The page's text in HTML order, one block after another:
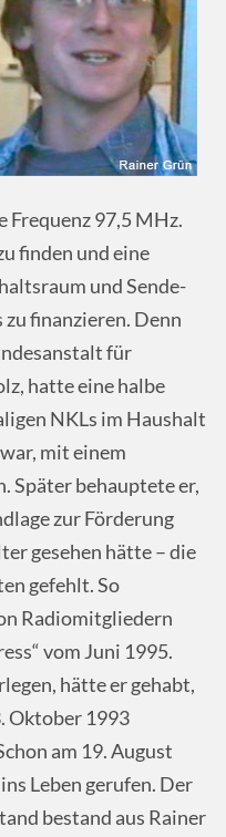
Frequenz 97,5 MHz.
finden und eine
und Sende-
finanzieren. Denn
für
hatte eine halbe
NKLs im Haushalt
mit einem
Später behauptete er,
zur Förderung
gesehen hätte – die
gefehlt. So
Radiomitgliedern
vom Juni 1995.
hätte er gehabt,
Oktober 1993
am 19. August
Leben gerufen. Der
bestand aus Rainer